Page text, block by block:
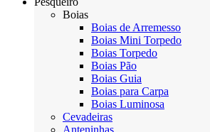
Boias
Boias de Arremesso
Boias Mini Torpedo
Boias Torpedo
Boias Pão
Boias Guia
Boias para Carpa
Boias Luminosa
Cevadeiras
Anteninhas